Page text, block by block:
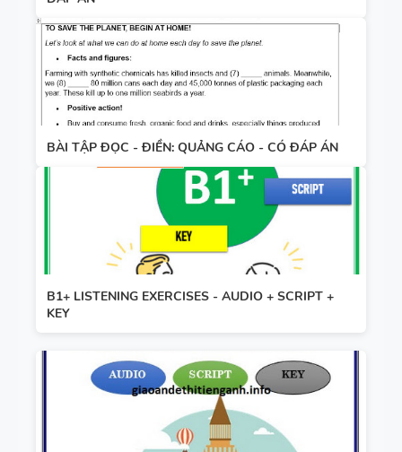
BÀI TẬP ĐỌC - ĐIỀN: QUẢNG CÁO - CÓ ĐÁP ÁN
B1+ LISTENING EXERCISES - AUDIO + SCRIPT +
KEY